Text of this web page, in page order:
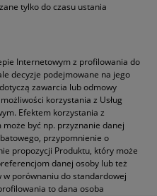
tylko do czasu ustania
Internetowym z profilowania do
decyzje podejmowane na jego
zawarcia lub odmowy
korzystania z Usług
Efektem korzystania z
być np. przyznanie danej
przypomnienie o
propozycji Produktu, który może
danej osoby lub też
porównaniu do standardowej
to dana osoba